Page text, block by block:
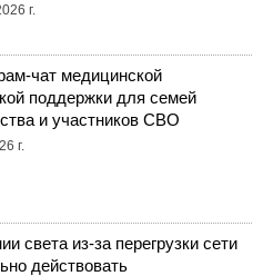
г.
чат медицинской
поддержки для семей
и участников СВО
г.
света из-за перегрузки сети
действовать